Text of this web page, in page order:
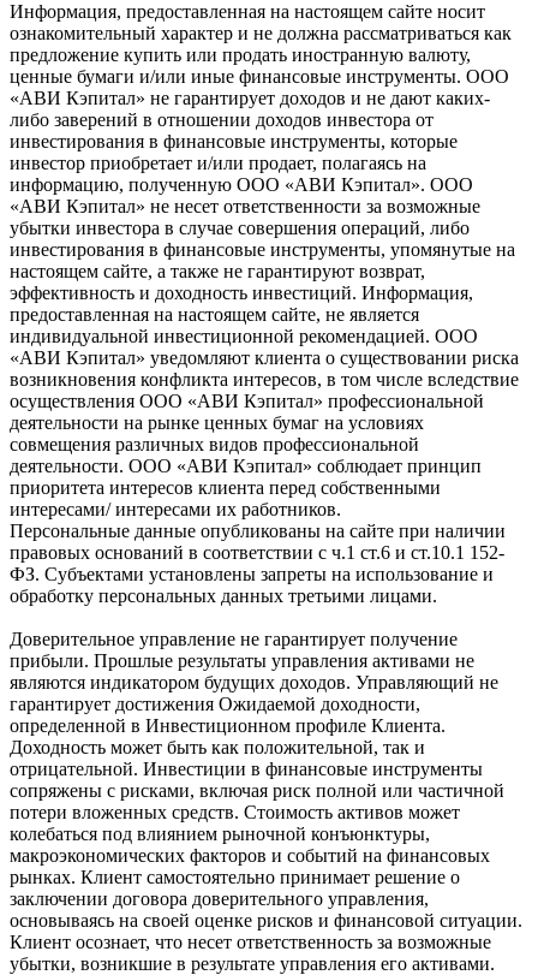
Информация, предоставленная на настоящем сайте носит
ознакомительный характер и не должна рассматриваться как
предложение купить или продать иностранную валюту,
ценные бумаги и/или иные финансовые инструменты. ООО
«АВИ Кэпитал» не гарантирует доходов и не дают каких-
либо заверений в отношении доходов инвестора от
инвестирования в финансовые инструменты, которые
инвестор приобретает и/или продает, полагаясь на
информацию, полученную ООО «АВИ Кэпитал». ООО
«АВИ Кэпитал» не несет ответственности за возможные
убытки инвестора в случае совершения операций, либо
инвестирования в финансовые инструменты, упомянутые на
настоящем сайте, а также не гарантируют возврат,
эффективность и доходность инвестиций. Информация,
предоставленная на настоящем сайте, не является
индивидуальной инвестиционной рекомендацией. ООО
«АВИ Кэпитал» уведомляют клиента о существовании риска
возникновения конфликта интересов, в том числе вследствие
осуществления ООО «АВИ Кэпитал» профессиональной
деятельности на рынке ценных бумаг на условиях
совмещения различных видов профессиональной
деятельности. ООО «АВИ Кэпитал» соблюдает принцип
приоритета интересов клиента перед собственными
интересами/ интересами их работников.
Персональные данные опубликованы на сайте при наличии
правовых оснований в соответствии с ч.1 ст.6 и ст.10.1 152-
ФЗ. Субъектами установлены запреты на использование и
обработку персональных данных третьими лицами.
Доверительное управление не гарантирует получение
прибыли. Прошлые результаты управления активами не
являются индикатором будущих доходов. Управляющий не
гарантирует достижения Ожидаемой доходности,
определенной в Инвестиционном профиле Клиента.
Доходность может быть как положительной, так и
отрицательной. Инвестиции в финансовые инструменты
сопряжены с рисками, включая риск полной или частичной
потери вложенных средств. Стоимость активов может
колебаться под влиянием рыночной конъюнктуры,
макроэкономических факторов и событий на финансовых
рынках. Клиент самостоятельно принимает решение о
заключении договора доверительного управления,
основываясь на своей оценке рисков и финансовой ситуации.
Клиент осознает, что несет ответственность за возможные
убытки, возникшие в результате управления его активами.